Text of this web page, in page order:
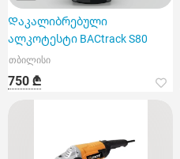
Დაკალიბრებული
ალკოტესტი BACtrack S80
თბილისი
750 ₾